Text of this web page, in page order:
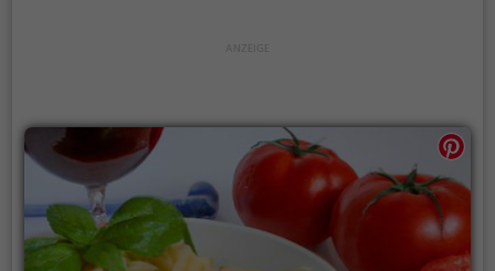
Tauche ein in die Welt des White Elefanten und
genieße eine Auszeit vom Alltag.